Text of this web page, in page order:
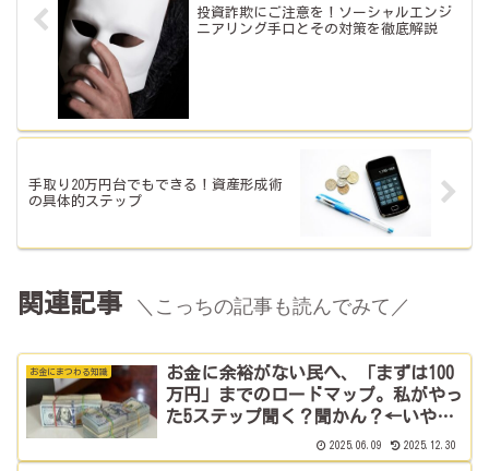
投資詐欺にご注意を！ソーシャルエンジ
ニアリング手口とその対策を徹底解説
手取り20万円台でもできる！資産形成術
の具体的ステップ
関連記事 ＼こっちの記事も読んでみて／
お金にまつわる知識
お金に余裕がない民へ、「まずは100
万円」までのロードマップ。私がやっ
た5ステップ聞く？聞かん？←いや聞
2025.06.09 2025.12.30